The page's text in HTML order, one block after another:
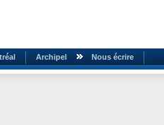
Archipel Nous écrire